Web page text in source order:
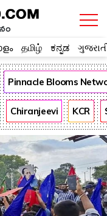
தமிழ் ಕನ್ನಡ
Pinnacle Blooms
Chiranjeevi KCR